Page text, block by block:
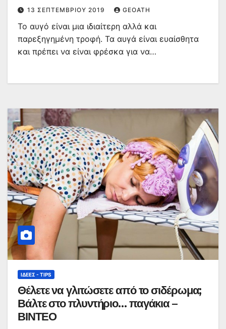
13 ΣΕΠΤΕΜΒΡΊΟΥ 2019 GEOATH
Το αυγό είναι μια ιδιαίτερη αλλά και
παρεξηγημένη τροφή. Τα αυγά είναι ευαίσθητα
και πρέπει να είναι φρέσκα για να…
ΙΔΈΕΣ - TIPS
Θέλετε να γλιτώσετε από το σιδέρωμα;
Βάλτε στο πλυντήριο… παγάκια –
ΒΙΝΤΕΟ